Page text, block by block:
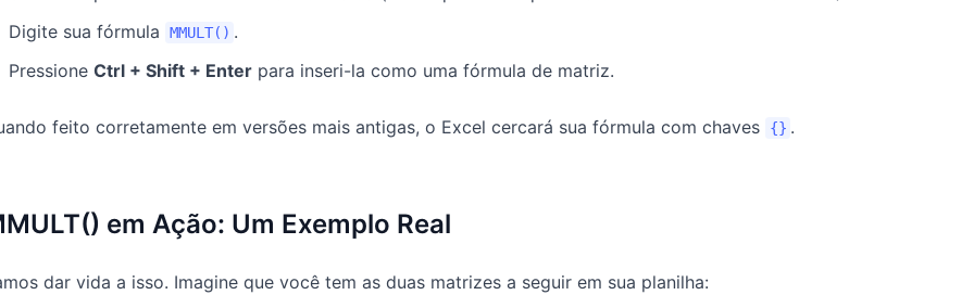
Digite sua fórmula
MMULT() .
Pressione Ctrl + Shift + Enter para inseri-la como uma fórmula de matriz.
feito corretamente em versões mais antigas, o Excel cercará sua fórmula com chaves {} .
em Ação: Um Exemplo Real
dar vida a isso. Imagine que você tem as duas matrizes a seguir em sua planilha: